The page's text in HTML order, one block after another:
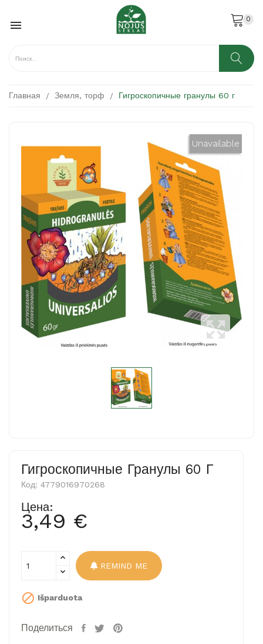
 0
Главная Земля, торф Гигроскопичные гранулы 60 г
Unavailable
Гигроскопичные Гранулы 60 Г
Код: 4779016970268
Цена:
3,49 €
REMIND ME
 Išparduota
Поделиться